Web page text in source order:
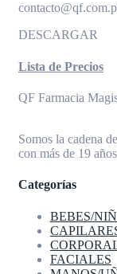
DESCARGAR
Lista de Precios
QF Farmacia
Somos la cadena
con más de 19
Categorías
BEBES/
FACIALES